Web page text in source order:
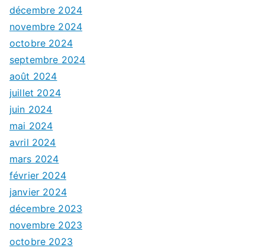
décembre 2024
novembre 2024
octobre 2024
septembre 2024
août 2024
juillet 2024
juin 2024
mai 2024
avril 2024
mars 2024
février 2024
janvier 2024
décembre 2023
novembre 2023
octobre 2023